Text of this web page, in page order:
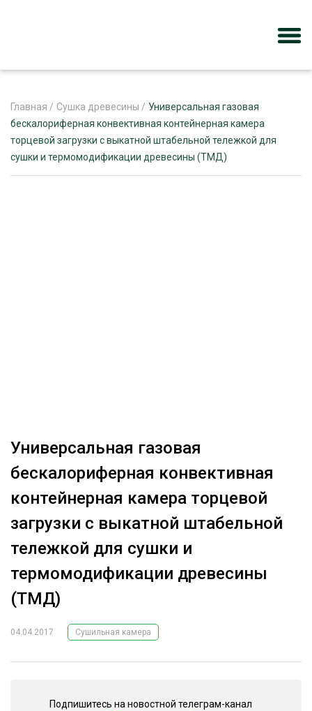
ЖУРНАЛ «ЛЕСНОЙ КОМПЛЕКС»
О ПРОЕКТЕ
ПРОИЗВОДСТВО ДРЕВЕСНЫХ ПЛИТ
ЦБП
КОМПЛЕКСНАЯ ПЕРЕРАБОТКА
ЛЕСОПИЛЕНИЕ
ДЕРЕВЯННОЕ ДОМОСТРОЕНИЕ
БЕЗОПАСНОЕ ПРОИЗВОДСТВО
СОРТИРОВКА ДРЕВЕСИНЫ
ПОДБОРКИ СТАТЕЙ
Главная / Сушка древесины / Универсальная газовая
бескалориферная конвективная контейнерная камера
торцевой загрузки с выкатной штабельной тележкой для
сушки и термомодификации древесины (ТМД)
Универсальная газовая
бескалориферная конвективная
контейнерная камера торцевой
загрузки с выкатной штабельной
тележкой для сушки и
термомодификации древесины
(ТМД)
04.04.2017 Сушильная камера
Подпишитесь на новостной телеграм-канал